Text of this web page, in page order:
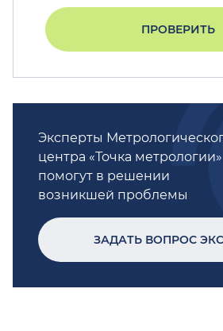
ПРОВЕРИТЬ
Эксперты
центра «Точка метрологии»
помогут в решении
возникшей проблемы
ЗАДАТЬ ВОПРОС